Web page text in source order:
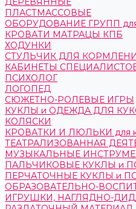
ПЛАСТМАССОВЫЕ
ОБОРУДОВАНИЕ ГРУПП для
КРОВАТИ МАТРАЦЫ КПБ
ХОДУНКИ
СТУЛЬЧИК ДЛЯ
КАБИНЕТЫ
ПСИХОЛОГ
ЛОГОПЕД
СЮЖЕТНО-РОЛЕВЫЕ ИГРЫ
КУКЛЫ и ОДЕЖДА ДЛЯ
КОЛЯСКИ
КРОВАТКИ И ЛЮЛЬКИ для
ТЕАТРАЛИЗОВАННАЯ
МУЗЫКАЛЬНЫЕ
ПАЛЬЧИКОВЫЕ КУКЛЫ и
ПЕРЧАТОЧНЫЕ КУКЛЫ и
ОБРАЗОВАТЕЛЬНО-
ИГРУШКИ, НАГЛЯДНО-